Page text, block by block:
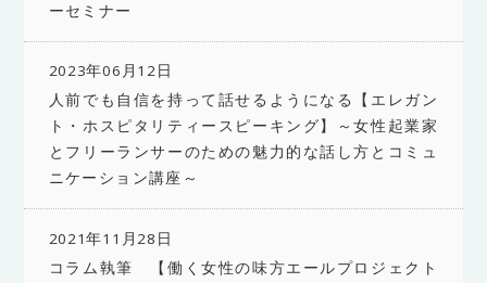
ーセミナー
2023年06月12日
人前でも自信を持って話せるようになる【エレガン
ト・ホスピタリティースピーキング】～女性起業家
とフリーランサーのための魅力的な話し方とコミュ
ニケーション講座～
2021年11月28日
コラム執筆 【働く女性の味方エールプロジェクト